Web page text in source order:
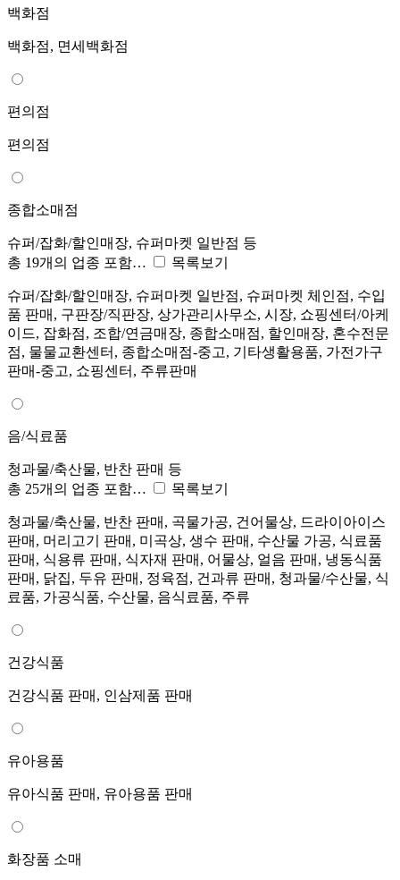
백화점
백화점, 면세백화점
편의점
편의점
종합소매점
슈퍼/잡화/할인매장, 슈퍼마켓 일반점 등
총 19개의 업종 포함…
목록보기
슈퍼/잡화/할인매장, 슈퍼마켓 일반점, 슈퍼마켓 체인점, 수입
품 판매, 구판장/직판장, 상가관리사무소, 시장, 쇼핑센터/아케
이드, 잡화점, 조합/연금매장, 종합소매점, 할인매장, 혼수전문
점, 물물교환센터, 종합소매점-중고, 기타생활용품, 가전가구
판매-중고, 쇼핑센터, 주류판매
음/식료품
청과물/축산물, 반찬 판매 등
총 25개의 업종 포함…
목록보기
청과물/축산물, 반찬 판매, 곡물가공, 건어물상, 드라이아이스
판매, 머리고기 판매, 미곡상, 생수 판매, 수산물 가공, 식료품
판매, 식용류 판매, 식자재 판매, 어물상, 얼음 판매, 냉동식품
판매, 닭집, 두유 판매, 정육점, 건과류 판매, 청과물/수산물, 식
료품, 가공식품, 수산물, 음식료품, 주류
건강식품
건강식품 판매, 인삼제품 판매
유아용품
유아식품 판매, 유아용품 판매
화장품 소매